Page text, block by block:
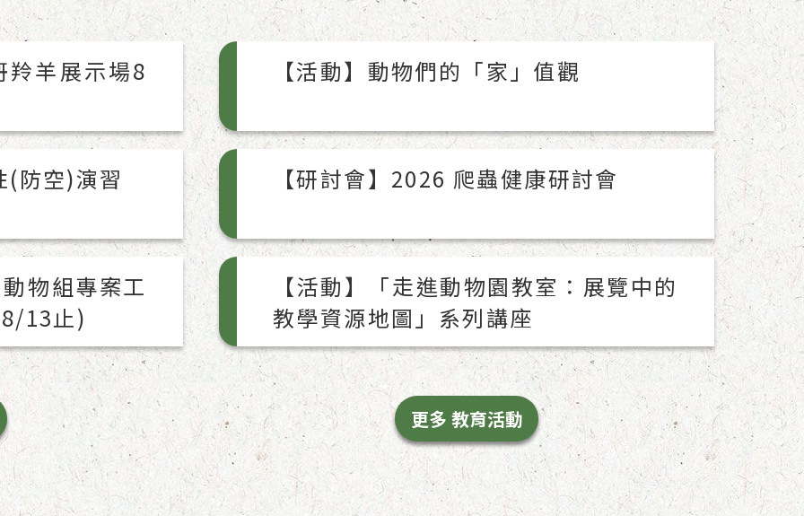
羚羊展示場8
(防空)演習
物組專案工
13止)
【活動】動物們的「家」值觀
【研討會】2026 爬蟲健康研討會
【活動】「走進動物園教室：展覽中的
教學資源地圖」系列講座
更多 教育活動